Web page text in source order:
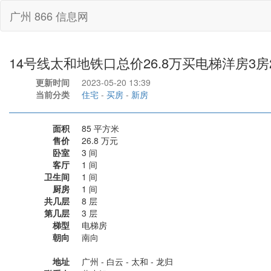
广州 866 信息网
14号线太和地铁口总价26.8万买电梯洋房3
更新时间
2023-05-20 13:39
当前分类
住宅 - 买房 - 新房
面积
85 平方米
售价
26.8 万元
卧室
3 间
客厅
1 间
卫生间
1 间
厨房
1 间
共几层
8 层
第几层
3 层
梯型
电梯房
朝向
南向
地址
广州 - 白云 - 太和 - 龙归